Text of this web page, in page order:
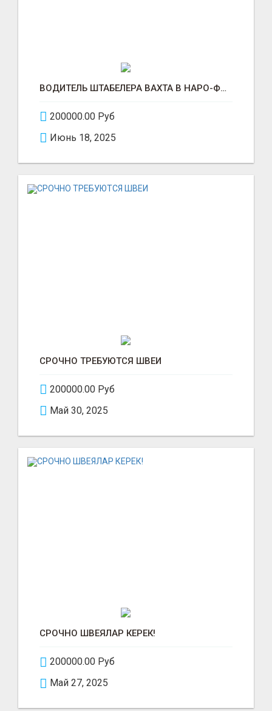
ВОДИТЕЛЬ ШТАБЕЛЕРА ВАХТА В НАРО-ФОМИНСКЕ
200000.00 Руб
Июнь 18, 2025
СРОЧНО ТРЕБУЮТСЯ ШВЕИ
200000.00 Руб
Май 30, 2025
СРОЧНО ШВЕЯЛАР КЕРЕК!
200000.00 Руб
Май 27, 2025